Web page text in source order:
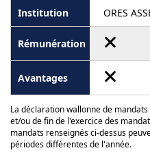
ORES
La déclaration wallonne de
et/ou de fin de l'exercice des
mandats renseignés ci-dessus
périodes différentes de l'année.